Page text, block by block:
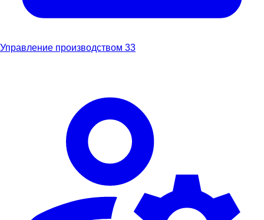
Управление производством 33